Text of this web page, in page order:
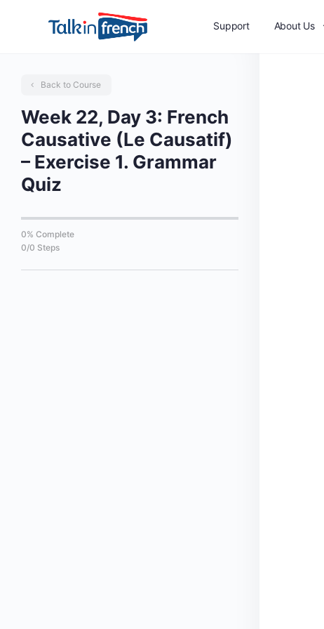
Support About Us
Back to Course
Week 22, Day 3: French
Causative (Le Causatif)
– Exercise 1. Grammar
Quiz
0% Complete
0/0 Steps